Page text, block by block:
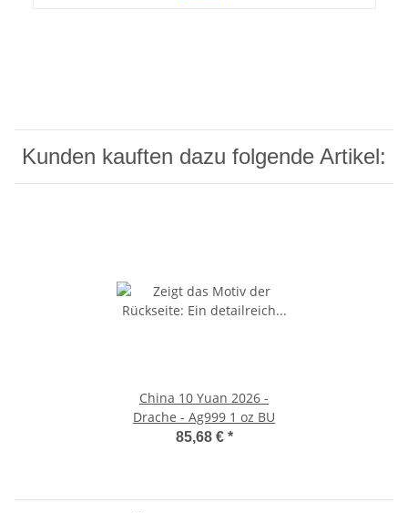
Kunden kauften dazu folgende Artikel:
China 10 Yuan 2026 -
Drache - Ag999 1 oz BU
85,68 € *